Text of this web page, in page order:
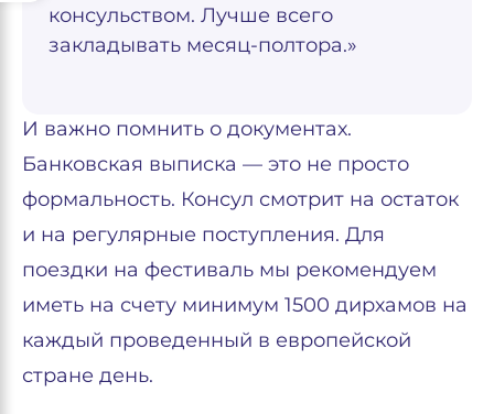
консульством. Лучше всего
закладывать месяц-полтора.»
И важно помнить о документах.
Банковская выписка — это не просто
формальность. Консул смотрит на остаток
и на регулярные поступления. Для
поездки на фестиваль мы рекомендуем
иметь на счету минимум 1500 дирхамов на
каждый проведенный в европейской
стране день.